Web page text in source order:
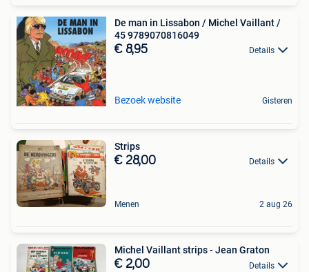
De man in Lissabon / Michel Vaillant /
45 9789070816049
€ 8,95 Details
Bezoek website Gisteren
Strips
€ 28,00 Details
Menen 2 aug 26
Michel Vaillant strips - Jean Graton
€ 2,00 Details